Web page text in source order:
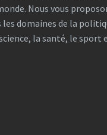
Nous vous
domaines de la
la santé, le sport